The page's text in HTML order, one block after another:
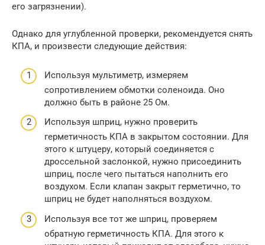
его загрязнении).
Однако для углубленной проверки, рекомендуется снять
КПА, и произвести следующие действия:
Используя мультиметр, измеряем
сопротивлением обмотки соленоида. Оно
должно быть в районе 25 Ом.
Используя шприц, нужно проверить
герметичность КПА в закрытом состоянии. Для
этого к штуцеру, который соединяется с
дроссельной заслонкой, нужно присоединить
шприц, после чего пытаться наполнить его
воздухом. Если клапан закрыт герметично, то
шприц не будет наполняться воздухом.
Используя все тот же шприц, проверяем
обратную герметичность КПА. Для этого к